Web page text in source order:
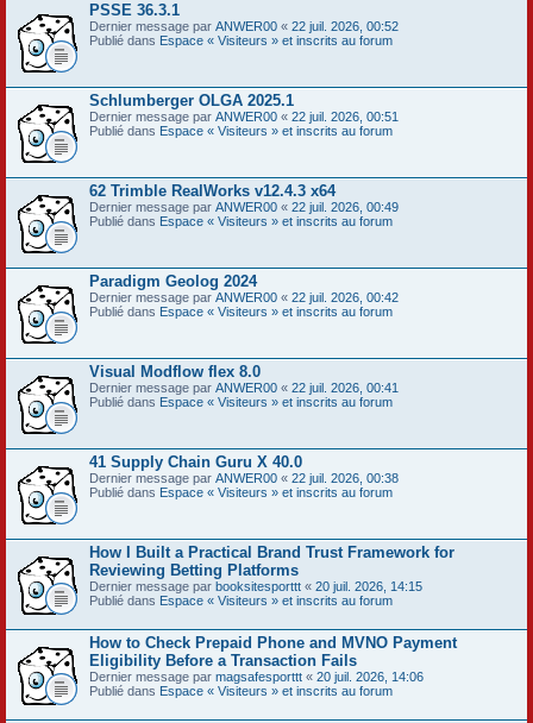
PSSE 36.3.1
Dernier message par ANWER00 « 22 juil. 2026, 00:52
Publié dans Espace « Visiteurs » et inscrits au forum
Schlumberger OLGA 2025.1
Dernier message par ANWER00 « 22 juil. 2026, 00:51
Publié dans Espace « Visiteurs » et inscrits au forum
62 Trimble RealWorks v12.4.3 x64
Dernier message par ANWER00 « 22 juil. 2026, 00:49
Publié dans Espace « Visiteurs » et inscrits au forum
Paradigm Geolog 2024
Dernier message par ANWER00 « 22 juil. 2026, 00:42
Publié dans Espace « Visiteurs » et inscrits au forum
Visual Modflow flex 8.0
Dernier message par ANWER00 « 22 juil. 2026, 00:41
Publié dans Espace « Visiteurs » et inscrits au forum
41 Supply Chain Guru X 40.0
Dernier message par ANWER00 « 22 juil. 2026, 00:38
Publié dans Espace « Visiteurs » et inscrits au forum
How I Built a Practical Brand Trust Framework for
Reviewing Betting Platforms
Dernier message par booksitesporttt « 20 juil. 2026, 14:15
Publié dans Espace « Visiteurs » et inscrits au forum
How to Check Prepaid Phone and MVNO Payment
Eligibility Before a Transaction Fails
Dernier message par magsafesporttt « 20 juil. 2026, 14:06
Publié dans Espace « Visiteurs » et inscrits au forum